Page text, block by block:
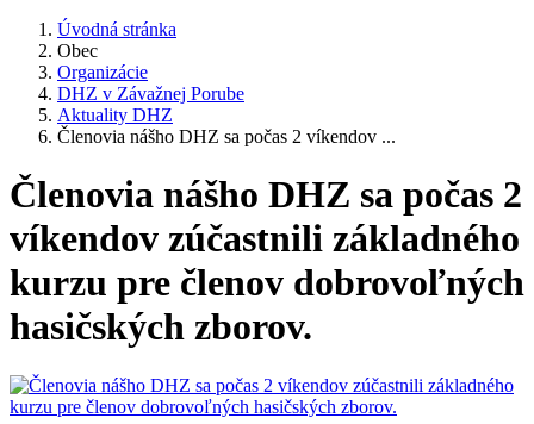
Úvodná stránka
Obec
Organizácie
DHZ v Závažnej Porube
Aktuality DHZ
Členovia nášho DHZ sa počas 2 víkendov ...
Členovia nášho DHZ sa počas 2
víkendov zúčastnili základného
kurzu pre členov dobrovoľných
hasičských zborov.